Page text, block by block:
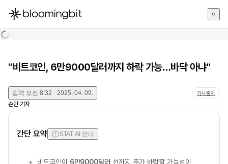
한국어
"비트코인, 6만9000달러까지 하락 가능…바닥 아냐"
입력 오전 8:32 · 2025. 04. 09. 기사출처
손민 기자
간단 요약 STAT AI 안내
비트코인이 6만9000달러 선까지 추가 하락할 가능성이